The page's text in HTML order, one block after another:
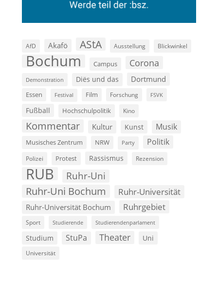
AfD Akafö AStA Ausstellung Blickwinkel
Bochum Campus Corona
Demonstration Diës und das Dortmund
Essen Festival Film Forschung FSVK
Fußball Hochschulpolitik Kino
Kommentar Kultur Kunst Musik
Musisches Zentrum NRW Party Politik
Polizei Protest Rassismus Rezension
RUB Ruhr-Uni
Ruhr-Uni Bochum Ruhr-Universität
Ruhr-Universität Bochum Ruhrgebiet
Sport Studierende Studierendenparlament
Studium StuPa Theater Uni
Universität